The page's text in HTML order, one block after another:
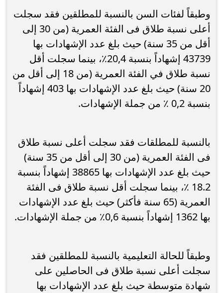
وطبقاً لفئات السن بالنسبة للمطلقين فقد سجلت
أعلى نسبة طلاق فى الفئة العمرية (من 30 إلى
أقل من 35 سنة) حيث بلغ عدد الإشهادات بها
43739 إشهاداً بنسبة 20,4٪، بينما سجلت أقل
نسبة طلاق في الفئة العمرية (من 18 إلى أقل من
20 سنة) حيث بلغ عدد الإشهادات بها 403 إشهاداً
بنسبة 0,2 ٪ من جملة الإشهادات.
بالنسبة للمطلقات فقد سجلت أعلى نسبة طلاق
فى الفئة العمرية (من 30 إلى أقل من 35 سنة)
حيث بلغ عدد الإشهادات بها 38865 إشهاداً بنسبة
18.2 ٪، بينما سجلت أقل نسبة طلاق فى الفئة
العمرية (65 سنة فأكثر) حيث بلغ عدد الإشهادات
بها 1362 إشهاداً بنسبة 0,6٪ من جملة الإشهادات.
وطبقاً للحالة التعليمية بالنسبة للمطلقين فقد
سجلت أعلى نسبة طلاق فى الحاصلين على
شهادة متوسطة حيث بلغ عدد الإشهادات بها